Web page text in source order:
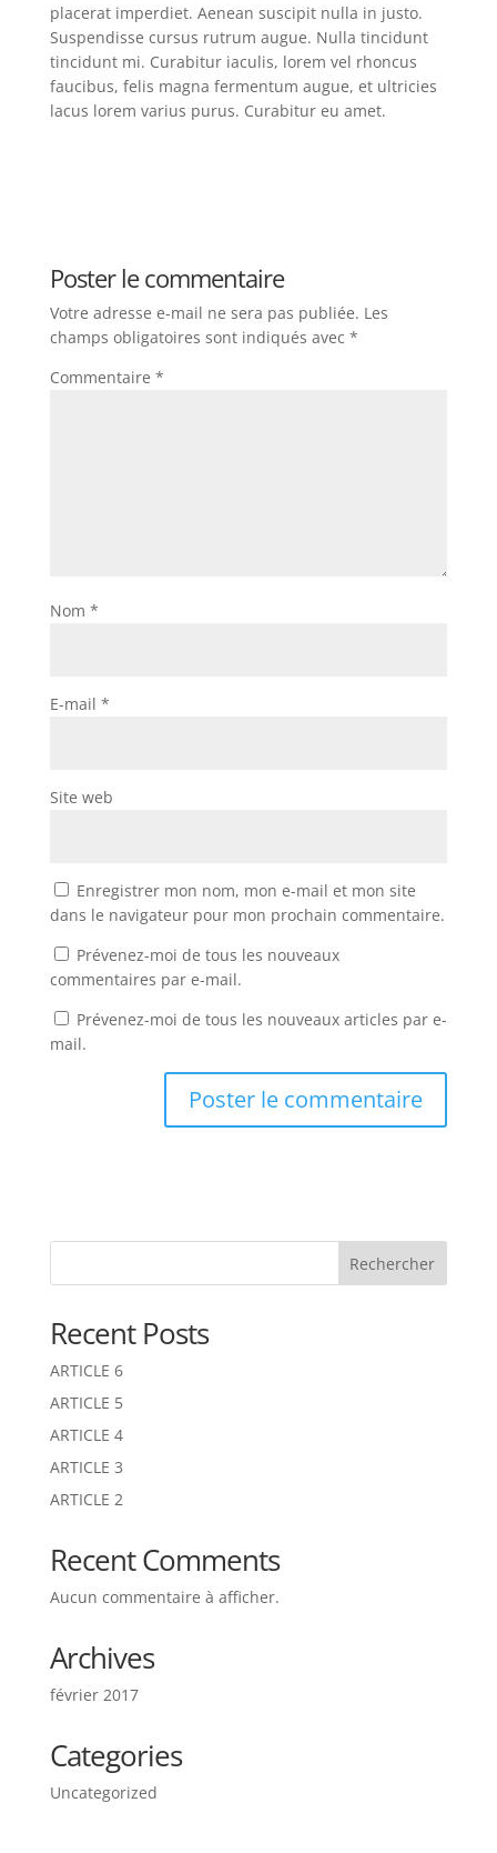
placerat imperdiet. Aenean suscipit nulla in justo.
Suspendisse cursus rutrum augue. Nulla tincidunt
tincidunt mi. Curabitur iaculis, lorem vel rhoncus
faucibus, felis magna fermentum augue, et ultricies
lacus lorem varius purus. Curabitur eu amet.
Poster le commentaire
Votre adresse e-mail ne sera pas publiée. Les
champs obligatoires sont indiqués avec *
Commentaire *
Nom *
E-mail *
Site web
Enregistrer mon nom, mon e-mail et mon site
dans le navigateur pour mon prochain commentaire.
Prévenez-moi de tous les nouveaux
commentaires par e-mail.
Prévenez-moi de tous les nouveaux articles par e-
mail.
Rechercher
Recent Posts
ARTICLE 6
ARTICLE 5
ARTICLE 4
ARTICLE 3
ARTICLE 2
Recent Comments
Aucun commentaire à afficher.
Archives
février 2017
Categories
Uncategorized